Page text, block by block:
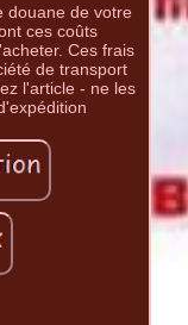
douane de votre
ces coûts
Ces frais
de transport
l'article - ne les